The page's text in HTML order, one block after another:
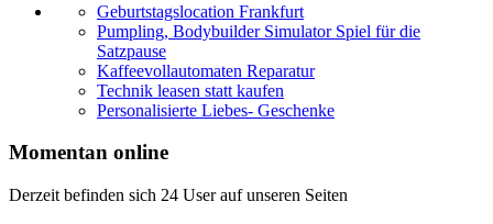
Geburtstagslocation Frankfurt
Pumpling, Bodybuilder Simulator Spiel für die
Satzpause
Kaffeevollautomaten Reparatur
Technik leasen statt kaufen
Personalisierte Liebes- Geschenke
Momentan online
Derzeit befinden sich 24 User auf unseren Seiten